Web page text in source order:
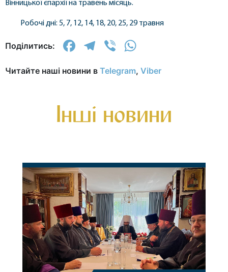
Вінницької єпархії на травень місяць.
Робочі дні: 5, 7, 12, 14, 18, 20, 25, 29 травня
Поділитись: Facebook
Telegram
Viber
Читайте наші новини в Telegram, Viber
Інші новини